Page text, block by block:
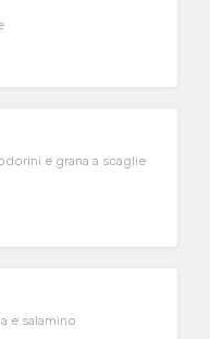
e grana a scaglie
e salamino